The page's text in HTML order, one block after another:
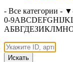
- Все категории - ▼
0-9ABCDEFGHIJK
АБВГДЕЗИКЛМН
Искать